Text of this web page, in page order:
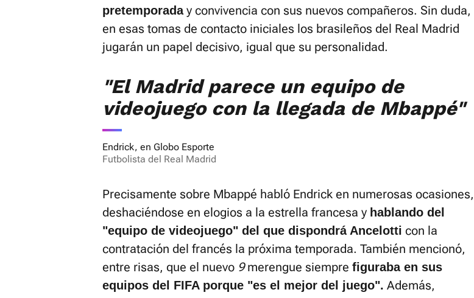
pretemporaday convivencia con sus nuevos compañeros. Sin duda,
en esas tomas de contacto iniciales los brasileños del Real Madrid
jugarán un papel decisivo, igual que su personalidad.
"El Madrid parece un equipo de
videojuego con la llegada de Mbappé"
Endrick, en Globo Esporte
Futbolista del Real Madrid
Precisamente sobre Mbappé habló Endrick en numerosas ocasiones,
deshaciéndose en elogios a la estrella francesa y hablando del
"equipo de videojuego" del que dispondrá Ancelotti con la
contratación del francés la próxima temporada. También mencionó,
entre risas, que el nuevo 9merengue siempre figuraba en sus
equipos del FIFA porque "es el mejor del juego". Además,